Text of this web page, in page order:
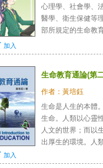
心理學、社會學、
醫學、衛生保健等
部所規定的生命教
加入
生命教育通論(第
作者：黃培鈺
生命是人生的本體
生命。人類以心靈
人文的世界；而以
出厚生的環境。人
加入